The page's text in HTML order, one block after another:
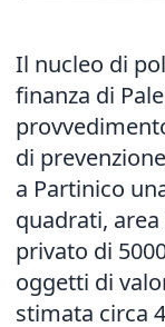
Il nucleo di
finanza di
di
a Partinico
quadrati,
privato di
oggetti di
stimata circa